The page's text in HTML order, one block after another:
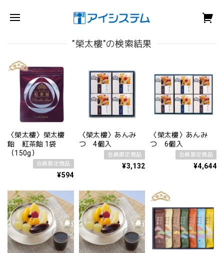
"榮太樓"の検索結果
〈榮太樓〉榮太樓
飴 紅茶飴 1袋
（150g）
会員限定商品
¥594
〈榮太樓〉あんみ
つ 4個入
会員限定商品
¥3,132
〈榮太樓〉あんみ
つ 6個入
会員限定商品
¥4,644